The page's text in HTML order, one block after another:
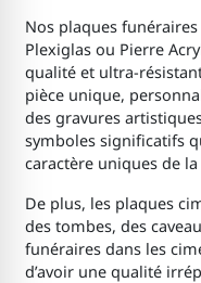
Nos plaques
Plexiglas ou Pierre
qualité et ultra-
pièce unique,
des gravures
symboles significatifs
caractère uniques de
De plus, les plaques
des tombes, des
funéraires dans les
d’avoir une qualité